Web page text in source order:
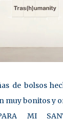
de bolsos
muy bonitos y
MI